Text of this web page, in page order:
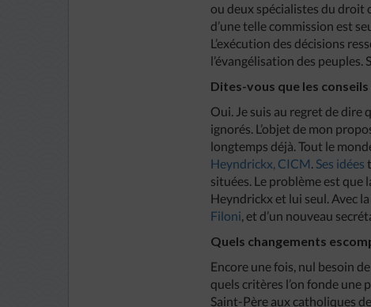
ou deux spécialistes du droit
d’une telle commission est
L’exécution des décisions
l’évangélisation des peuples.
Dites-vous que les
Oui. Je suis au regret de dire
ignorés. L’objet de mon
longtemps déjà. Tout le
Heyndrickx, CICM. Ses idées
situées. Le problème est que
Heyndrickx et lui seul. Avec
Filoni, et d’un nouveau
Quels changements
Encore une fois, nul besoin
quels critères l’on fonde une
Saint-Père aux catholiques